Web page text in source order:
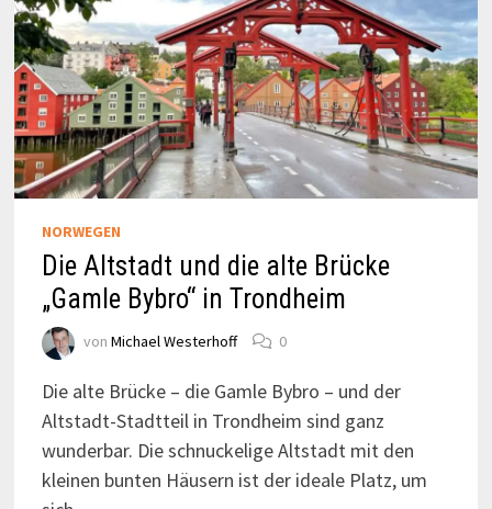
NORWEGEN
Die Altstadt und die alte Brücke
„Gamle Bybro“ in Trondheim
von Michael Westerhoff 0
Die alte Brücke – die Gamle Bybro – und der
Altstadt-Stadtteil in Trondheim sind ganz
wunderbar. Die schnuckelige Altstadt mit den
kleinen bunten Häusern ist der ideale Platz, um